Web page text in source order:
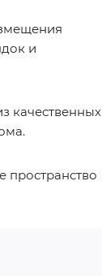
и
качественных
пространство